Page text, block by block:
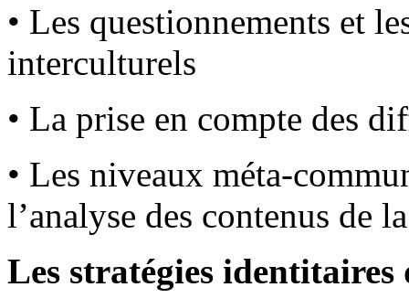
• Les questionnements et
interculturels
• La prise en compte des
• Les niveaux méta-
l’analyse des contenus de
Les stratégies identitaires